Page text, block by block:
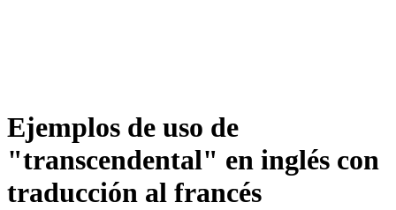
Ejemplos de uso de
"transcendental" en inglés con
traducción al francés